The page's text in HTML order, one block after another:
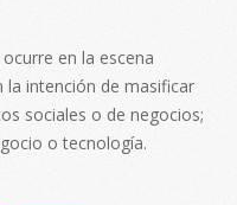
en la escena
la intención de masificar
sociales o de negocios;
o tecnología.